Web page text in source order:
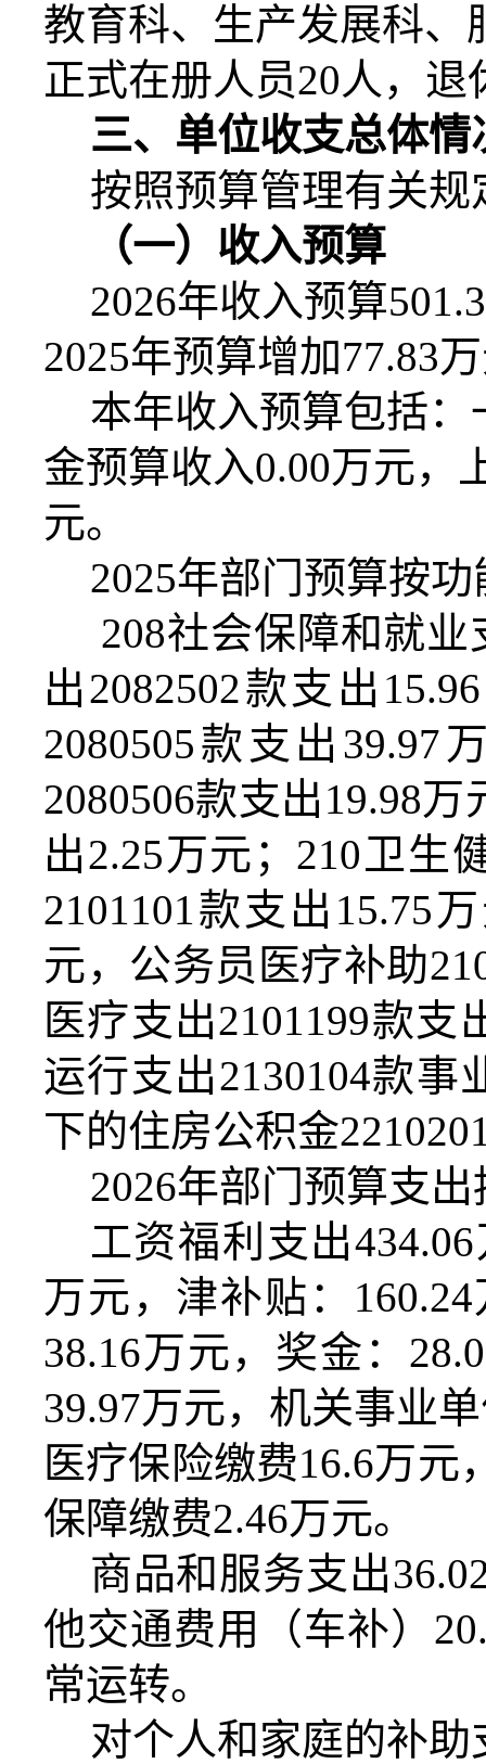
教育科、生产发展科、
正式在册人员20人，退
三、单位收支总体情
按照预算管理有关规
（一）收入预算
2026年收入预算
2025年预算增加77.83
本年收入预算包括
金预算收入0.00万元，
元。
2025年部门预算按
208社会保障和就业
出2082502款支出 15.96
2080505款支出 39.97
2080506款支出19.98万
出2.25万元； 210卫生
2101101款支出 15.75
元，公务员医疗补助
医疗支出2101199款支
运行支出2130104款事
下的住房公积金
2026年部门预算支
工资福利支出434.06
万元，津补贴： 160.24
38.16万元，奖金：
39.97万元，机关事业
医疗保险缴费16.6万元
保障缴费2.46万元。
商品和服务支出
他交通费用（车补）
常运转。
对个人和家庭的补助